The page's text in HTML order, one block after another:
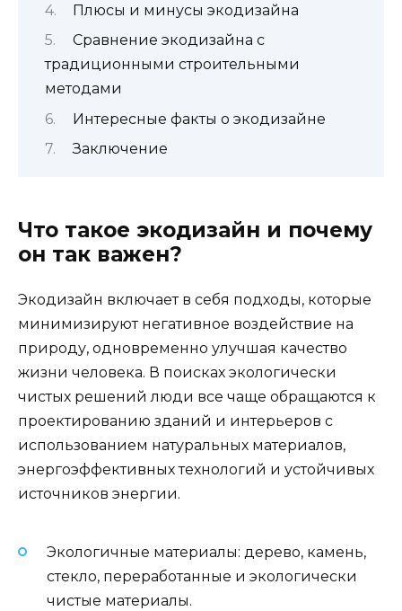
Плюсы и минусы экодизайна
Сравнение экодизайна с
традиционными строительными
методами
Интересные факты о экодизайне
Заключение
Что такое экодизайн и почему
он так важен?
Экодизайн включает в себя подходы, которые
минимизируют негативное воздействие на
природу, одновременно улучшая качество
жизни человека. В поисках экологически
чистых решений люди все чаще обращаются к
проектированию зданий и интерьеров с
использованием натуральных материалов,
энергоэффективных технологий и устойчивых
источников энергии.
Экологичные материалы: дерево, камень,
стекло, переработанные и экологически
чистые материалы.